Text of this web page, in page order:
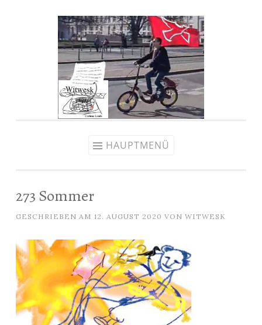
HAUPTMENÜ
273 Sommer
GESCHRIEBEN AM 12. AUGUST 2020 VON WITWESK